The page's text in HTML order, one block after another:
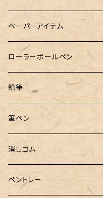
Ystudio（ワイスタジオ）
Nahvalur(ナーヴァル)
TaG サブマリン万年筆 限定
CROSS（クロス）
Sheaffer（シェーファー）
MONTEVERDE（モンテベルデ
Sheaffer（シェーファー）
マーベラスウッド
トライカラーボールペン
バディ【Mark II(マークツー)】
HUGO BOSS (ヒューゴ ボス)
PARKER(パーカー)
CROSS(クロス)
ANTOU（アントウ）
Kaweco（カヴェコ）
Ystudio（ワイスタジオ）
エルバン
早川式繰出鉛筆
三菱鉛筆
クルトガ ウッド
ぺんてる
ラミー
ラダイト
PILOT（パイロット）
カスタム
RHODIA(ロディア)
Ystudio（ワイスタジオ）
ラダイト
Steef&Co.（スティーフ）
富士瘤クラフト
ペーパーアイテム
ヌルリフィル
irofulインクカード
神戸派計画
すずめや
ローラーボールペン
FONTE
ローラーボール 6色キャップ付
鉛筆
サンスター文具
筆ペン
Fonte
消しゴム
消しゴムケース
ペントレー